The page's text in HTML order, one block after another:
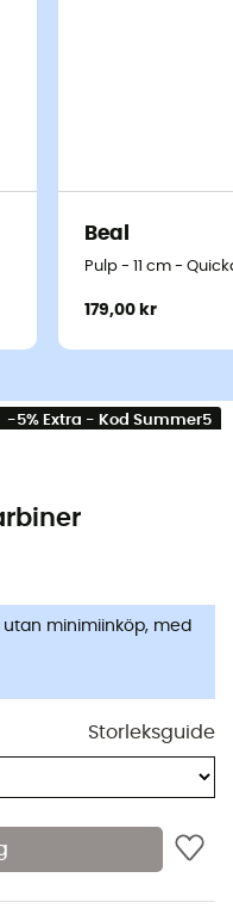
Beal
Pulp - 11 cm -
179,00 kr
-5% Extra - Kod Summer5
utan minimiinköp, med
Storleksguide